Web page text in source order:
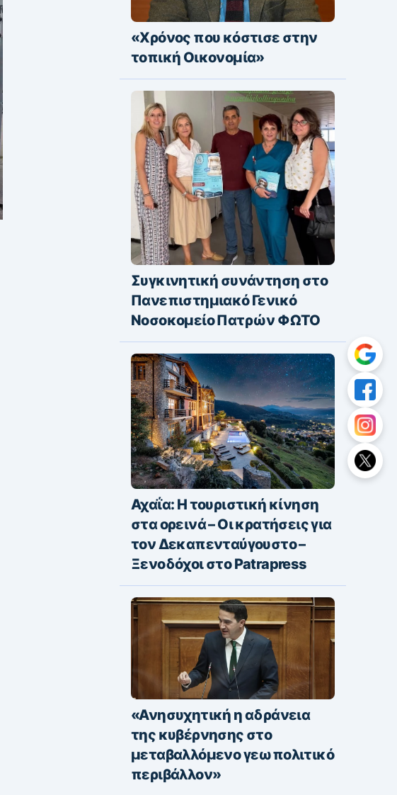
«Χρόνος που κόστισε στην
τοπική Οικονομία»
Συγκινητική συνάντηση στο
Πανεπιστημιακό Γενικό
Νοσοκομείο Πατρών ΦΩΤΟ
Αχαΐα: Η τουριστική κίνηση
στα ορεινά – Οι κρατήσεις για
τον Δεκαπενταύγουστο –
Ξενοδόχοι στο Patrapress
«Ανησυχητική η αδράνεια
της κυβέρνησης στο
μεταβαλλόμενο γεωπολιτικό
περιβάλλον»